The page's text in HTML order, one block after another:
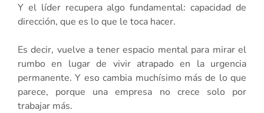
Y el líder recupera algo fundamental: capacidad de
dirección, que es lo que le toca hacer.
Es decir, vuelve a tener espacio mental para mirar el
rumbo en lugar de vivir atrapado en la urgencia
permanente. Y eso cambia muchísimo más de lo que
parece, porque una empresa no crece solo por
trabajar más.